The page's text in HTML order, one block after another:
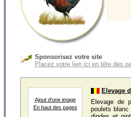
Sponsorisez votre site
Placez votre lien ici en tête des
Ajout d'une image
En haut des pages
Elevage
Elevage de
poulets blanc